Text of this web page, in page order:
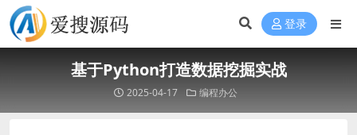
登录
基于Python打造数据挖掘实战
2025-04-17 编程办公